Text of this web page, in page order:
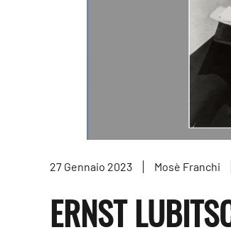
27 Gennaio 2023 Mosè Franchi
ERNST